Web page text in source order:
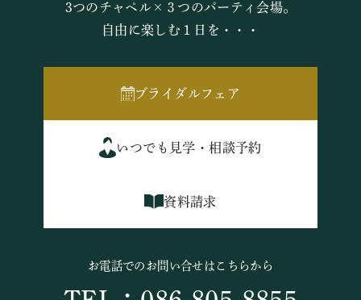
3つのチャペル×３つのパーティ会場。
自由に楽しむ１日を・・・
ブライダルフェア
いつでも見学・相談予約
資料請求
お電話でのお問い合せはこちらから